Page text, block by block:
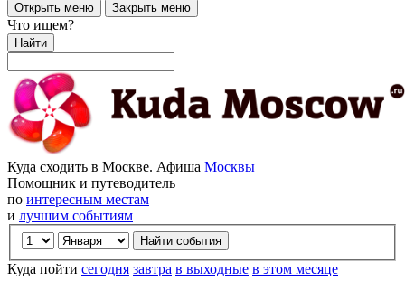
Открыть меню Закрыть меню
Что ищем?
Найти
Куда сходить в Москве. Афиша Москвы
Помощник и путеводитель
по интересным местам
и лучшим событиям
Куда пойти сегодня завтра в выходные в этом месяце